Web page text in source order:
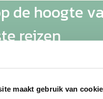
maakt gebruik van
de hoogte
reizen
1 maal per maand onze
via de afmeldlink in de